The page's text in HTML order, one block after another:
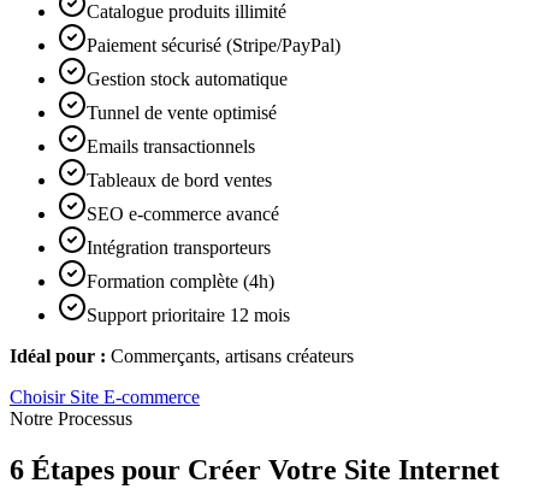
Catalogue produits illimité
Paiement sécurisé (Stripe/PayPal)
Gestion stock automatique
Tunnel de vente optimisé
Emails transactionnels
Tableaux de bord ventes
SEO e-commerce avancé
Intégration transporteurs
Formation complète (4h)
Support prioritaire 12 mois
Idéal pour : Commerçants, artisans créateurs
Choisir Site E-commerce
Notre Processus
6 Étapes pour Créer Votre Site Internet